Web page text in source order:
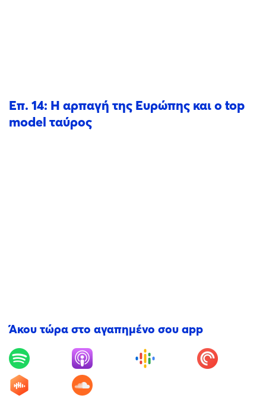
Επ. 14: Η αρπαγή της Ευρώπης και ο top
model ταύρος
Άκου τώρα στο αγαπημένο σου app